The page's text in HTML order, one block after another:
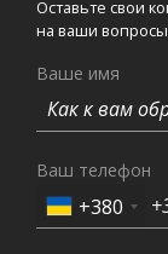
Оставьте свои
на ваши вопросы
Ваше имя
Ваш телефон
+380